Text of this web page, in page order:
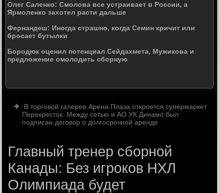
Олег Саленко: Смолова все устраивает в России, а
Ярмоленко захотел расти дальше
Фернандеш: Иногда страшно, когда Семин кричит или
бросает бутылки
Бородюк оценил потенциал Сейдахмета, Мужикова и
предложение омолодить сборную
В торговой галерее Арена Плаза откроется супермаркет
Перекресток. Между сетью и АО УК Динамо был
подписан договор о долгосрочной аренде
Главный тренер сборной
Канады: Без игроков НХЛ
Олимпиада будет